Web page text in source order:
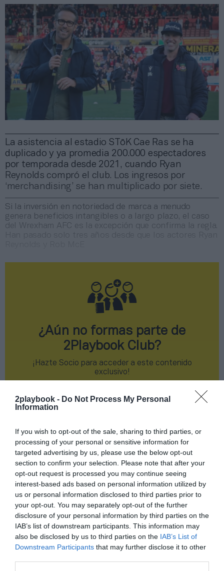
2playbook - Do Not Process My Personal
Information
If you wish to opt-out of the sale, sharing to third parties, or
processing of your personal or sensitive information for
targeted advertising by us, please use the below opt-out
section to confirm your selection. Please note that after your
opt-out request is processed you may continue seeing
interest-based ads based on personal information utilized by
us or personal information disclosed to third parties prior to
your opt-out. You may separately opt-out of the further
disclosure of your personal information by third parties on the
IAB’s list of downstream participants. This information may
also be disclosed by us to third parties on the IAB’s List of
Downstream Participants that may further disclose it to other
Índex
Disney+
Premier League
La asistencia al estadio STōK Cae Ras se ha
duplicado y ya promedia 200.000 espectadores
por temporada desde 2021, cuando Ryan
Reynolds compró el club. Los ingresos por
‘merchandising’ se han multiplicado por siete.
Si la inversión en notoriedad de marca a menudo
genera beneficios intangibles o a largo plazo, el caso
del Wrexham AFC es la excepción que confirma la regla.
¿Aún no formas parte de
2Playbook Club?
¡Hazte Socio para acceder a este contenido
exclusivo!
Compartir
Imprimir